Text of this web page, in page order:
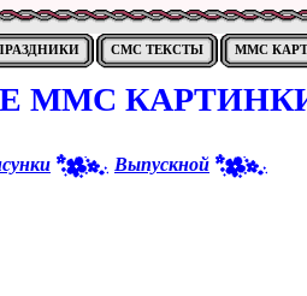
СМС ТЕКСТЫ ММС
ММС
Выпускной